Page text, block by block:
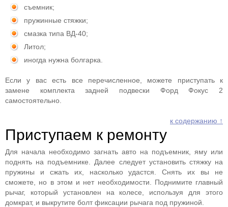
съемник;
пружинные стяжки;
смазка типа ВД-40;
Литол;
иногда нужна болгарка.
Если у вас есть все перечисленное, можете приступать к
замене комплекта задней подвески Форд Фокус 2
самостоятельно.
к содержанию ↑
Приступаем к ремонту
Для начала необходимо загнать авто на подъемник, яму или
поднять на подъемнике. Далее следует установить стяжку на
пружины и сжать их, насколько удастся. Снять их вы не
сможете, но в этом и нет необходимости. Поднимите главный
рычаг, который установлен на колесе, используя для этого
домкрат, и выкрутите болт фиксации рычага под пружиной.